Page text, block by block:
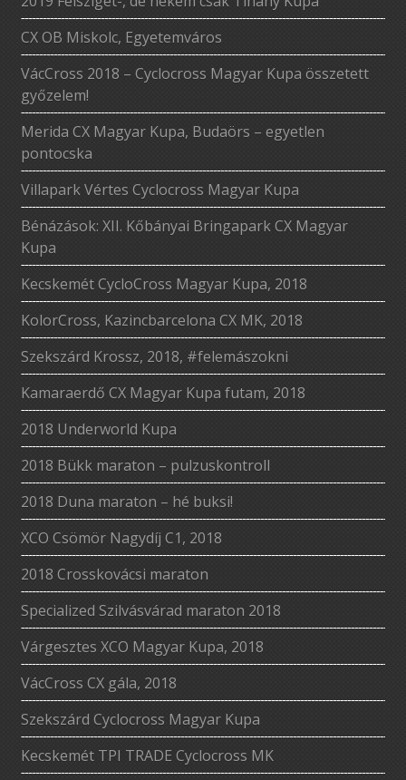
CX OB Miskolc, Egyetemváros
VácCross 2018 – Cyclocross Magyar Kupa összetett
győzelem!
Merida CX Magyar Kupa, Budaörs – egyetlen
pontocska
Villapark Vértes Cyclocross Magyar Kupa
Bénázások: XII. Kőbányai Bringapark CX Magyar
Kupa
Kecskemét CycloCross Magyar Kupa, 2018
KolorCross, Kazincbarcelona CX MK, 2018
Szekszárd Krossz, 2018, #felemászokni
Kamaraerdő CX Magyar Kupa futam, 2018
2018 Underworld Kupa
2018 Bükk maraton – pulzuskontroll
2018 Duna maraton – hé buksi!
XCO Csömör Nagydíj C1, 2018
2018 Crosskovácsi maraton
Specialized Szilvásvárad maraton 2018
Várgesztes XCO Magyar Kupa, 2018
VácCross CX gála, 2018
Szekszárd Cyclocross Magyar Kupa
Kecskemét TPI TRADE Cyclocross MK